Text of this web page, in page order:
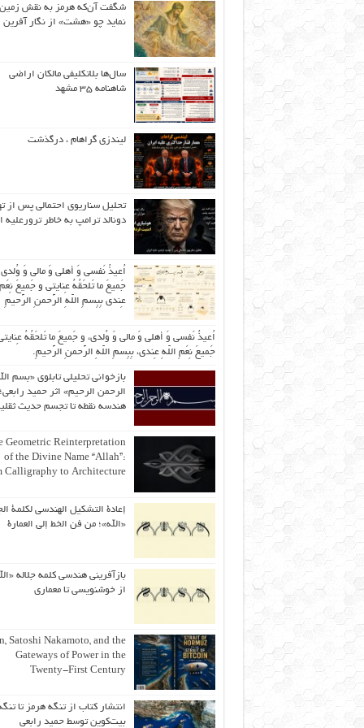
شگفت آن‌که هرمز به نقش زمین
نماید چو «هشت» از نگار آفرین
سال‌ها بلاتکلیفی مالکان اراضی
شاهنامه ۳۵ مشهد
لیندزی گراهام ، درگذشت
تحلیل سناریوی احتمالی پس از
دونالد ترامپ به خاطر ترورعلیه
اُعیذُ نَفسی وَ أهلی وَ مالی وَ
جَمیعَ ما تَلحَقُهُ عِنایتی و جَمیعَ نِعَمِ
عِندی بِبِسمِ اللّهِ الرَّحمنِ الرَّحیمِ
اُعیذُ نَفسی وَ أهلی وَ مالی وَ وُلدی، و جَمیعَ ما تَلحَقُهُ
جَمیعَ نِعَمِ اللّهِ عِندی، بِبِسمِ اللّهِ الرَّحمنِ الرَّحیمِ.
بازخوانی تحلیلی تابلوی «بسم
الرحمن الرحیم» اثر حمید رابعی؛
هندسه نقطه تا تجسم حدیث
Geometric Reinterpretation
of the Divine Name “Allah”:
Calligraphy to Architecture
إعادة التشكيل الهندسي لكلمة
«الله»؛ من فن الخط إلى العمارة
بازآفرینی هندسی کلمه جلاله
از خوشنویسی تا معماری
Satoshi Nakamoto, and the
Gateways of Power in the
Twenty-First Century
انتشار کتاب از تنگه هرمز تا
بیت‌کوین توسط حمید رابعی